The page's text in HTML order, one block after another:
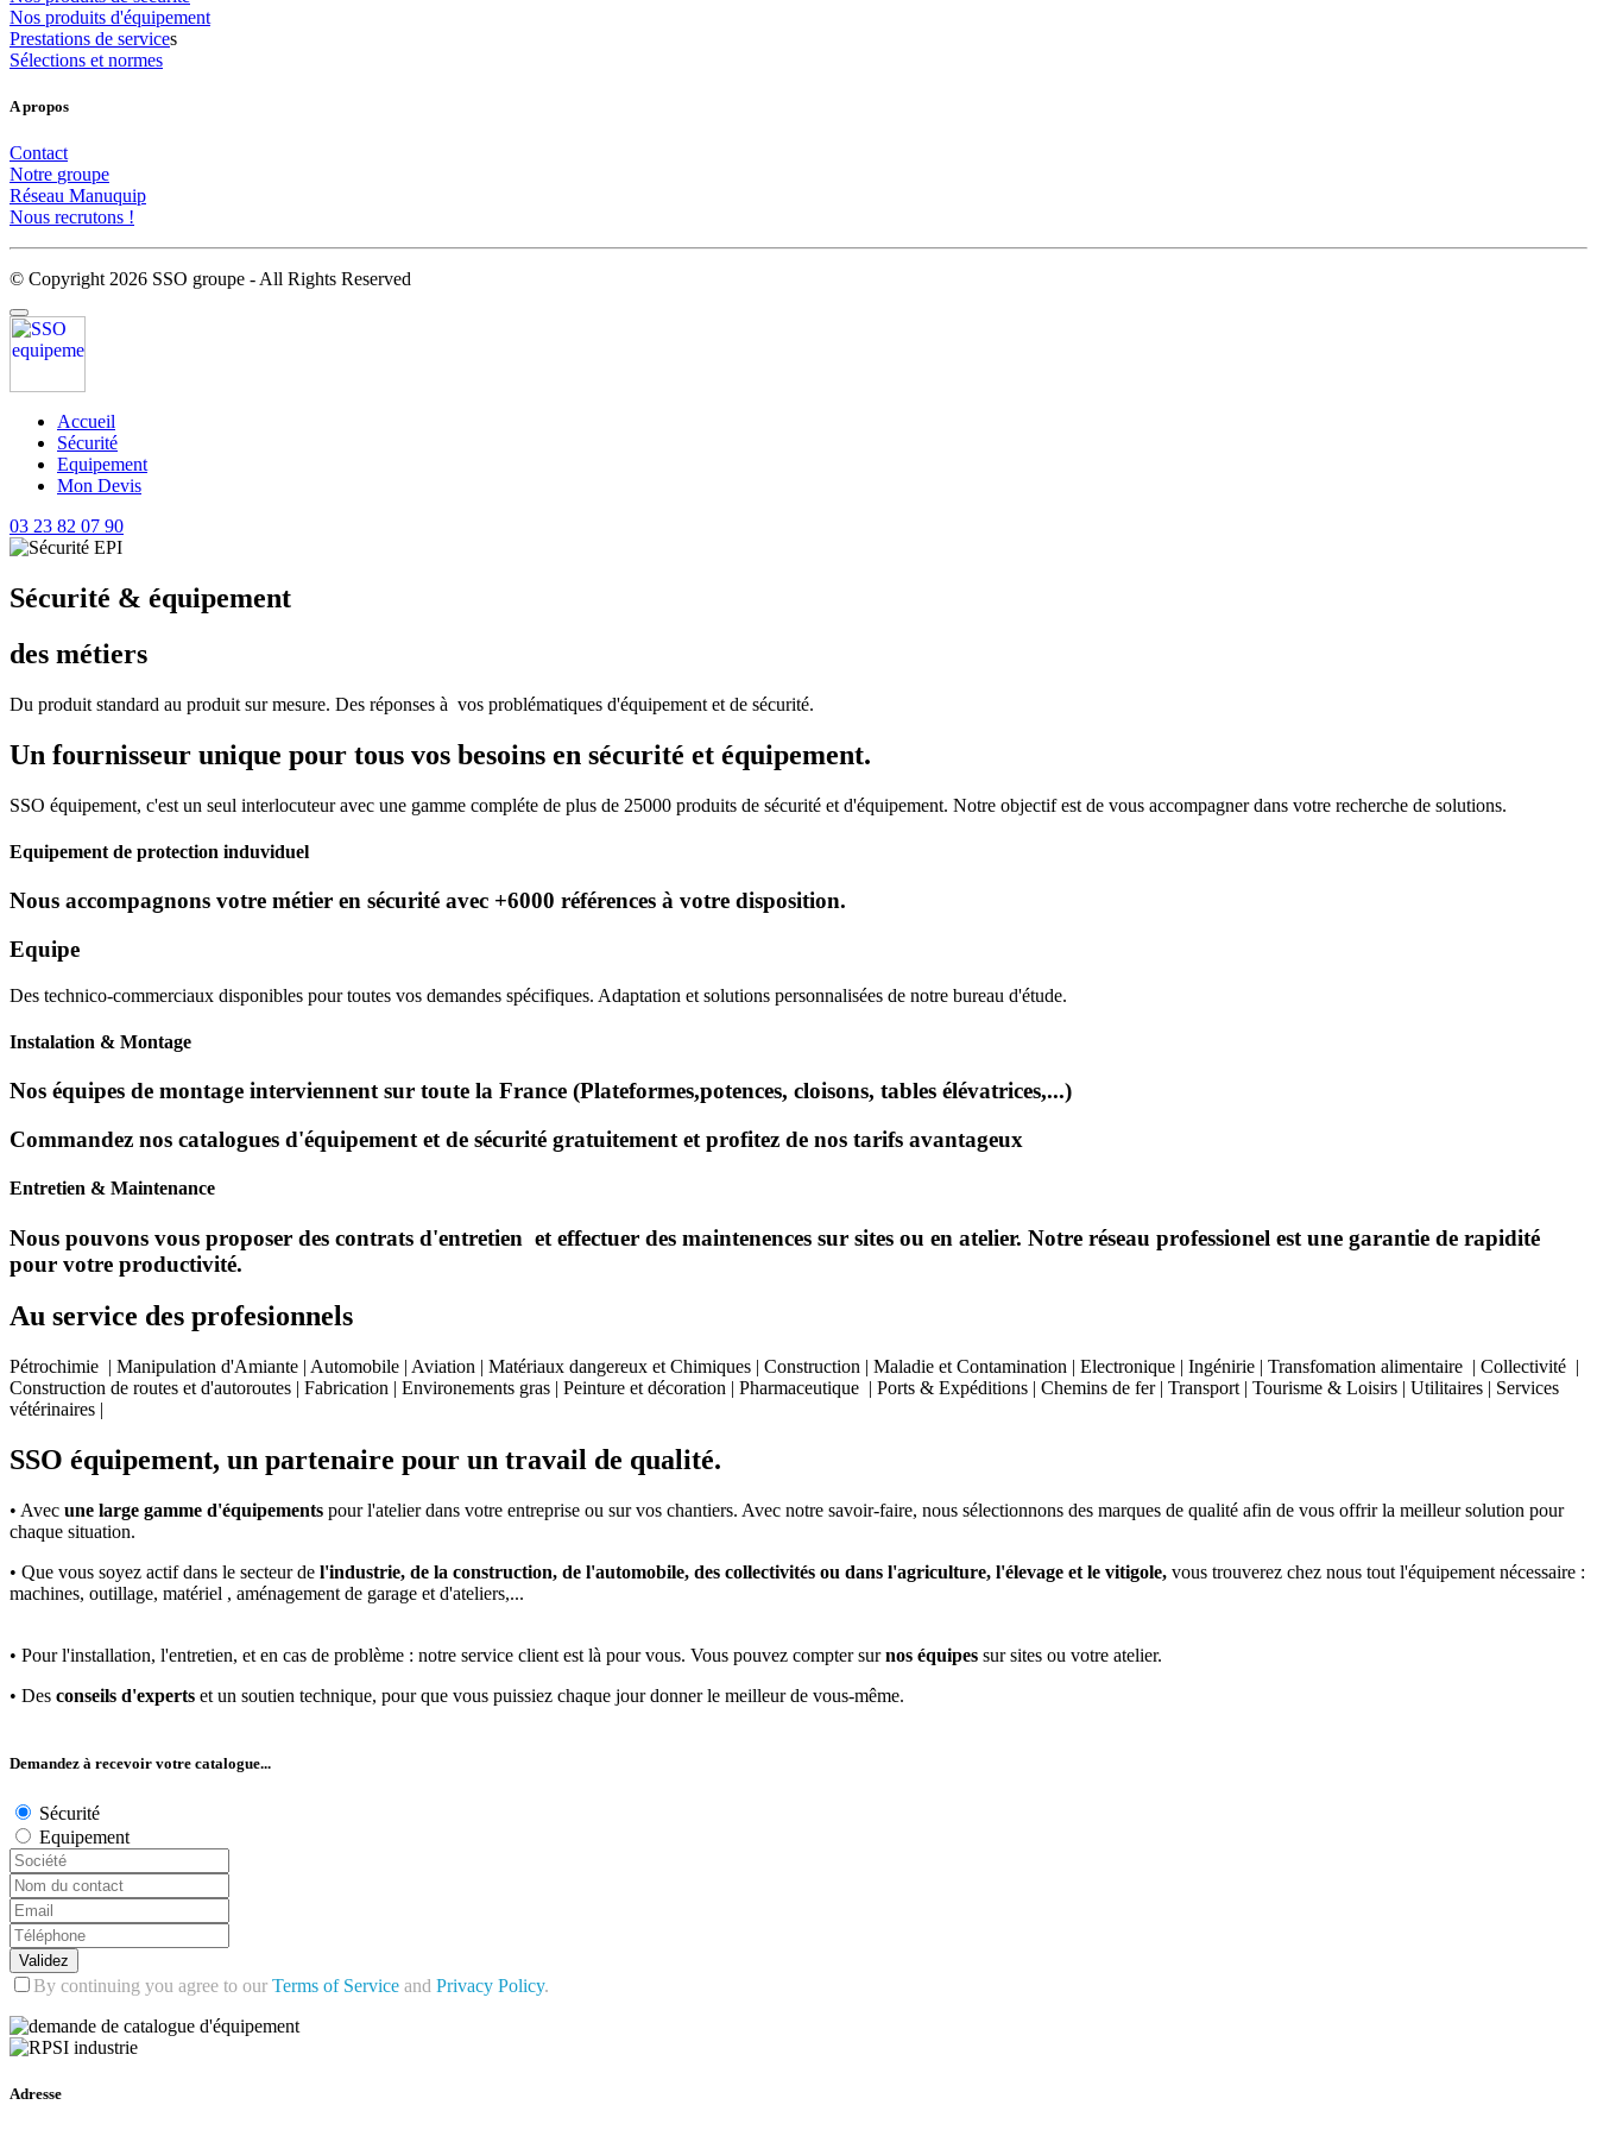
Nos produits d'équipement
Prestations de services
Sélections et normes
A propos
Contact
Notre groupe
Réseau Manuquip
Nous recrutons !
© Copyright 2026 SSO groupe - All Rights Reserved
Accueil
Sécurité
Equipement
Mon Devis
03 23 82 07 90
Sécurité & équipement
des métiers
Du produit standard au produit sur mesure. Des réponses à vos problématiques d'équipement et de sécurité.
Un fournisseur unique pour tous vos besoins en sécurité et équipement.
SSO équipement, c'est un seul interlocuteur avec une gamme compléte de plus de 25000 produits de sécurité et d'équipement. Notre objectif est de vous accompagner dans votre recherche de solutions.
Equipement de protection induviduel
Nous accompagnons votre métier en sécurité avec +6000 références à votre disposition.
Equipe
Des technico-commerciaux disponibles pour toutes vos demandes spécifiques. Adaptation et solutions personnalisées de notre bureau d'étude.
Instalation & Montage
Nos équipes de montage interviennent sur toute la France (Plateformes,potences, cloisons, tables élévatrices,...)
Commandez nos catalogues d'équipement et de sécurité gratuitement et profitez de nos tarifs avantageux
Entretien & Maintenance
Nous pouvons vous proposer des contrats d'entretien et effectuer des maintenences sur sites ou en atelier. Notre réseau professionel est une garantie de rapidité
pour votre productivité.
Au service des profesionnels
Pétrochimie | Manipulation d'Amiante | Automobile | Aviation | Matériaux dangereux et Chimiques | Construction | Maladie et Contamination | Electronique | Ingénirie | Transfomation alimentaire | Collectivité |
Construction de routes et d'autoroutes | Fabrication | Environements gras | Peinture et décoration | Pharmaceutique | Ports & Expéditions | Chemins de fer | Transport | Tourisme & Loisirs | Utilitaires | Services
vétérinaires |
SSO équipement, un partenaire pour un travail de qualité.
• Avec une large gamme d'équipements pour l'atelier dans votre entreprise ou sur vos chantiers. Avec notre savoir-faire, nous sélectionnons des marques de qualité afin de vous offrir la meilleur solution pour
chaque situation.
• Que vous soyez actif dans le secteur de l'industrie, de la construction, de l'automobile, des collectivités ou dans l'agriculture, l'élevage et le vitigole, vous trouverez chez nous tout l'équipement nécessaire :
machines, outillage, matériel , aménagement de garage et d'ateliers,...
• Pour l'installation, l'entretien, et en cas de problème : notre service client est là pour vous. Vous pouvez compter surnos équipes sur sites ou votre atelier.
• Des conseils d'experts et un soutien technique, pour que vous puissiez chaque jour donner le meilleur de vous-même.
Demandez à recevoir votre catalogue...
Sécurité
Equipement
Validez
By continuing you agree to our Terms of Service and Privacy Policy.
Adresse